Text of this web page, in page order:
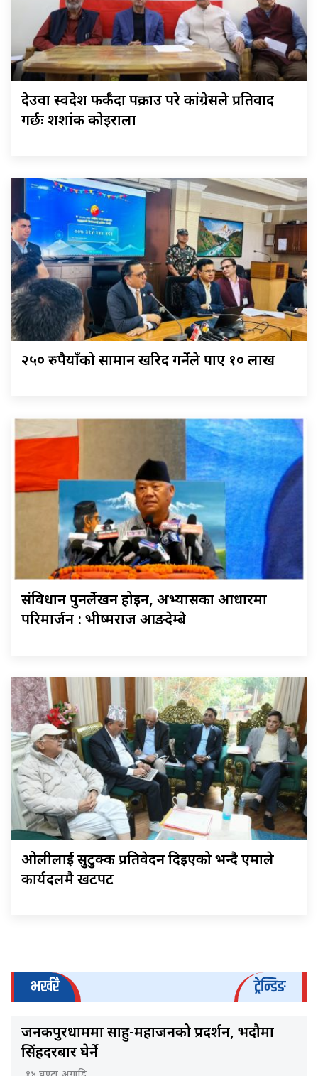
देउवा स्वदेश फर्कँदा पक्राउ परे कांग्रेसले प्रतिवाद
गर्छः शशांक कोइराला
२५० रुपैयाँको सामान खरिद गर्नेले पाए १० लाख
संविधान पुनर्लेखन होइन, अभ्यासका आधारमा
परिमार्जन : भीष्मराज आङदेम्बे
ओलीलाई सुटुक्क प्रतिवेदन दिइएको भन्दै एमाले
कार्यदलमै खटपट
भर्खरै ट्रेन्डिङ
जनकपुरधाममा साहु-महाजनको प्रदर्शन, भदौमा
सिंहदरबार घेर्ने